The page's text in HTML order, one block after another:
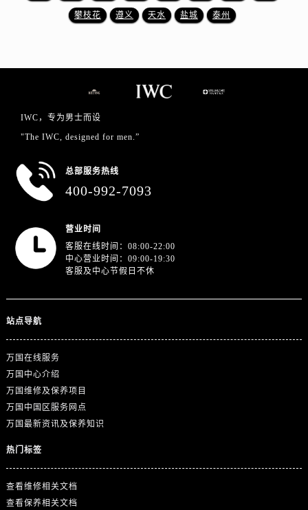
福建省宁德市蕉城区天湖东路万国售后服务中心（需提前预约）
攀枝花 遵义 天水 盐城 泰州
IWC，专为男士而设
"The IWC, designed for men.”
总部服务热线
400-992-7093
营业时间
客服在线时间：08:00-22:00
中心营业时间：09:00-19:30
客服及中心节假日不休
站点导航
万国在线服务
万国中心介绍
万国维修及保养项目
万国中国区服务网点
万国最新资讯及保养知识
热门标签
查看维修相关文档
查看保养相关文档